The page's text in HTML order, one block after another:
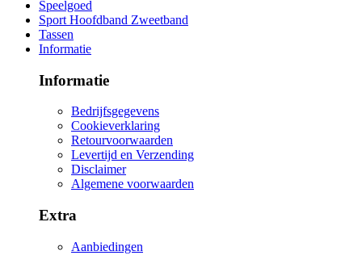
Speelgoed
Sport Hoofdband Zweetband
Tassen
Informatie
Informatie
Bedrijfsgegevens
Cookieverklaring
Retourvoorwaarden
Levertijd en Verzending
Disclaimer
Algemene voorwaarden
Extra
Aanbiedingen